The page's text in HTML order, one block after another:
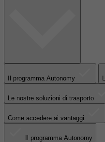
Il programma Autonomy
Le nostre soluzioni di trasporto
Come accedere ai vantaggi
Il programma Autonomy